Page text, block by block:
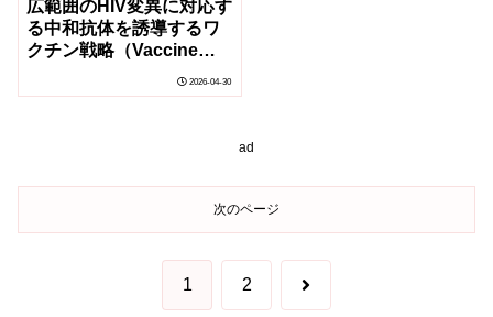
広範囲のHIV変異に対応す
る中和抗体を誘導するワ
クチン戦略（Vaccine
broadly neutralising HIV
2026-04-30
ad
次のページ
1 2 次